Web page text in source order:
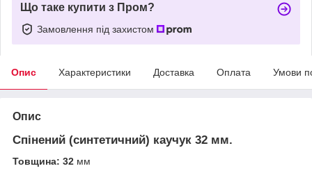
Що таке купити з Пром?
Замовлення під захистом
Опис Характеристики Доставка Оплата Умови
Опис
Спінений (синтетичний) каучук 32 мм.
Товщина: 32 мм